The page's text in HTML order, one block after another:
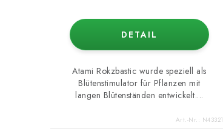
DETAIL
Atami Rokzbastic wurde speziell als
Blütenstimulator für Pflanzen mit
langen Blütenständen entwickelt....
Art.-Nr.: N43321